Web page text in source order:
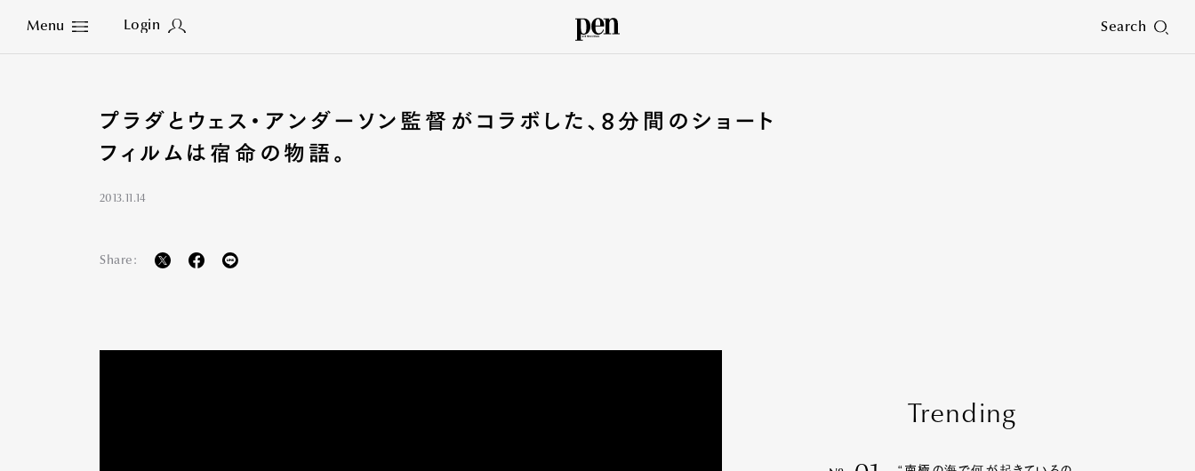
Menu Login Search
Close
プラダとウェス・アンダーソン監督がコラボした、8分間のショート
フィルムは宿命の物語。
2013.11.14
Share:
Trending